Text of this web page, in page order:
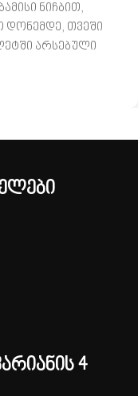
ნიჩბით,
დონემდე, თვეში
არსებული
4